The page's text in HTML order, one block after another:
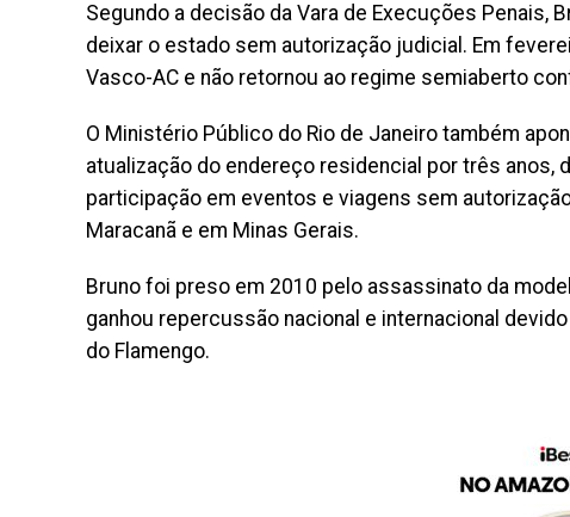
Segundo a decisão da Vara de Execuções Penais,
deixar o estado sem autorização judicial. Em
Vasco-AC e não retornou ao regime semiaberto
O Ministério Público do Rio de Janeiro também
atualização do endereço residencial por três
participação em eventos e viagens sem
Maracanã e em Minas Gerais.
Bruno foi preso em 2010 pelo assassinato da
ganhou repercussão nacional e internacional
do Flamengo.